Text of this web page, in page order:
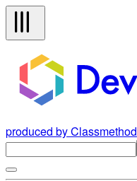
produced by Classmethod